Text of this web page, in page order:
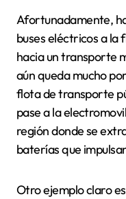
Afortunadamente,
buses eléctricos a la
hacia un transporte
aún queda mucho
flota de transporte
pase a la
región donde se
baterías que
Otro ejemplo claro